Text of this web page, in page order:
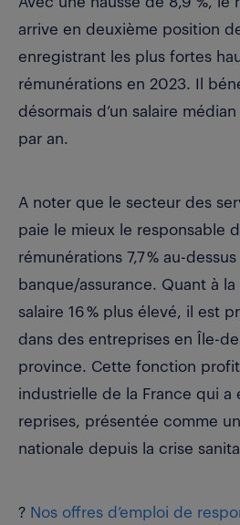
arrive en deuxième position
enregistrant les plus fortes
rémunérations en 2023. Il
désormais d’un salaire
par an.
A noter que le secteur des
paie le mieux le responsable
rémunérations 7,7 % au-
banque/assurance. Quant à
salaire 16 % plus élevé, il est
dans des entreprises en Île-
province. Cette fonction
industrielle de la France qui a
reprises, présentée comme
nationale depuis la crise
? Nos offres d’emploi de